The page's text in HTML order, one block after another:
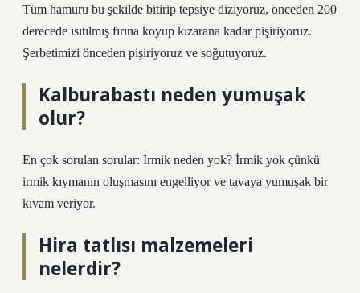
Tüm hamuru bu şekilde bitirip tepsiye diziyoruz, önceden 200
derecede ısıtılmış fırına koyup kızarana kadar pişiriyoruz.
Şerbetimizi önceden pişiriyoruz ve soğutuyoruz.
Kalburabastı neden yumuşak
olur?
En çok sorulan sorular: İrmik neden yok? İrmik yok çünkü
irmik kıymanın oluşmasını engelliyor ve tavaya yumuşak bir
kıvam veriyor.
Hira tatlısı malzemeleri
nelerdir?